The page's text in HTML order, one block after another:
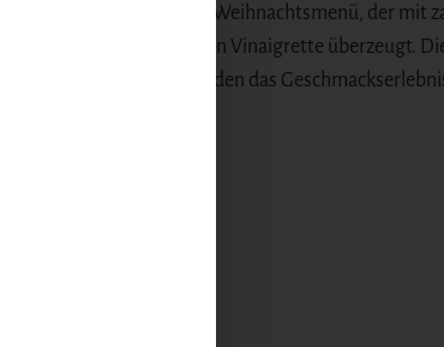
eleganter Auftakt für Ihr Weihnachtsmenü, der mit
einer fruchtig-säuerlichen Vinaigrette überzeugt.
das frische Baguette runden das